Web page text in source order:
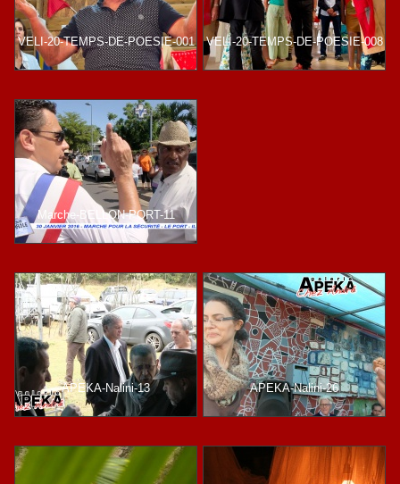
VELI-20-TEMPS-DE-POESIE-001 VELI-20-TEMPS-DE-POESIE-008
Marche-BELLON-PORT-11
APEKA-Nalini-13 APEKA-Nalini-26